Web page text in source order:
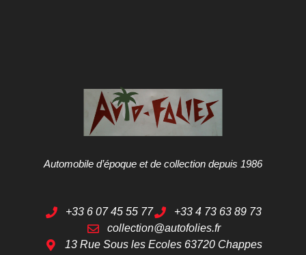
Automobile d’époque et de collection depuis 1986
+33 6 07 45 55 77
+33 4 73 63 89 73
collection@autofolies.fr
13 Rue Sous les Ecoles 63720 Chappes